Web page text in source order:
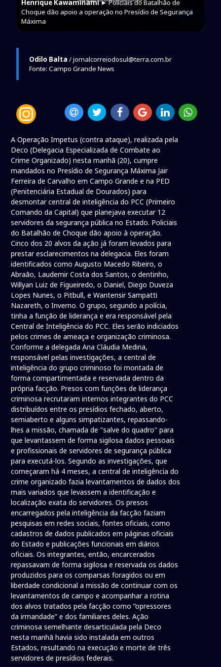
Henrique Kawaminami► Policiais do Batalhão de
Choque dão apoio a operação no Presídio de Segurança
Máxima
Odilo Balta / jornalcorreiodosul@terra.com.br
Fonte: Campo Grande News
A Operação Impetus (contra ataque), realizada pela
Deco (Delegacia Especializada de Combate ao
Crime Organizado) nesta manhã (20), cumpre
mandados no Presídio de Segurança Máxima Jair
Ferreira de Carvalho em Campo Grande e na PED
(Penitenciária Estadual de Dourados) para
desmontar central de inteligência do PCC (Primeiro
Comando da Capital) que planejava executar 12
servidores da segurança pública no Estado. Policiais
do Batalhão de Choque dão apoio à operação.
Cinco dos 20 alvos da ação já foram levados para
prestar esclarecimentos na delegacia. Eles foram
identificados como Augusto Macedo Ribeiro, o
Abraão, Laudemir Costa dos Santos, o dentinho,
Willyan Luiz de Figueiredo, o Daniel, Diego Duveza
Lopes Nunes, o Pitbull, e Wantensir Sampatti
Nazareth, o Inverno. O grupo, segundo a polícia,
tinha a função de liderança e era responsável pela
Central de Inteligência do PCC. Eles serão indiciados
pelos crimes de ameaça e organização criminosa.
Conforme a delegada Ana Cláudia Medina,
responsável pelas investigações, a central de
inteligência do grupo criminoso foi montada de
forma compartimentada e reservada dentro da
própria facção. Presos com funções de liderança
criminosa recrutaram internos integrantes do PCC
distribuídos entre os presídios fechado, aberto,
semiaberto e alguns simpatizantes, repassando-
lhes a missão, chamada de "salve do quadro" para
que levantassem de forma sigilosa dados pessoais
e profissionais de servidores de segurança pública
para executá-los. Segundo as investigações, que
começaram há 4 meses, a central de inteligência do
crime organizado fazia levantamentos de dados dos
mais variados que levassem a identificação e
localização exata do servidores. Os presos
encarregados pela inteligência da facção faziam
pesquisas em redes sociais, fontes oficiais, como
cadastros de dados publicados em páginas oficiais
do Estado e publicações funcionais em diários
oficiais. Os integrantes, então, encarcerados
repassavam de forma sigilosa e reservada os dados
produzidos para os comparsas foragidos ou em
liberdade condicional a missão de continuar com os
levantamentos de campo e acompanhar a rotina
dos alvos tratados pela facção como “opressores
da irmandade” e dos familiares deles. Ação
criminosa semelhante desarticulada pela Deco
nesta manhã havia sido instalada em outros
Estados, resultando na execução e morte de três
servidores de presídios federais.